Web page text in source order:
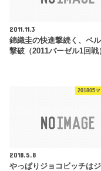
2011.11.3
錦織圭の快進撃続く、ベ
撃破（2011バーゼル1回戦
201805
2018.5.8
やっぱりジョコビッチは